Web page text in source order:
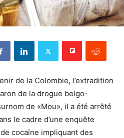
de la Colombie, l’extradition
de la drogue belgo-
de «Mou», il a été arrêté
le cadre d’une enquête
cocaïne impliquant des